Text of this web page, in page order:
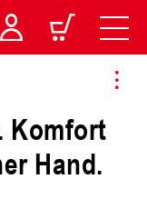
Komfort
Hand.